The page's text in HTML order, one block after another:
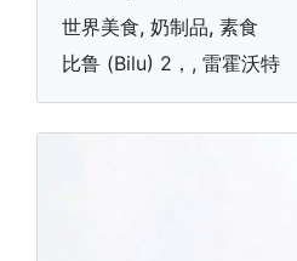
世界美食, 奶制品, 素食
比鲁 (Bilu) 2，, 雷霍沃特